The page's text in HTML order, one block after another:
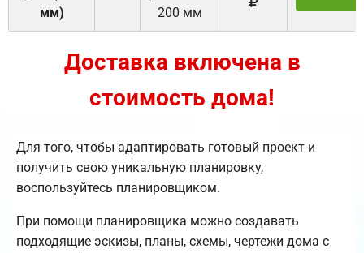
мм)
200 мм
Доставка включена в
стоимость дома!
Для того, чтобы адаптировать готовый проект и
получить свою уникальную планировку,
воспользуйтесь планировщиком.
При помощи планировщика можно создавать
подходящие эскизы, планы, схемы, чертежи дома с